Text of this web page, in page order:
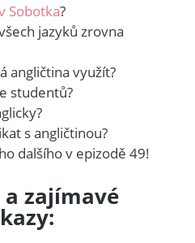
Sobotka?
jazyků zrovna
angličtina využít?
studentů?
s angličtinou?
dalšího v epizodě 49!
zajímavé